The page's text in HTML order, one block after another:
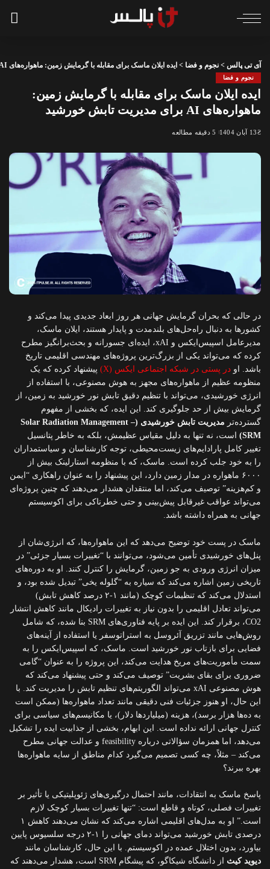
آی تی پالس > نجوم و فضا > ایده ایلان ماسک برای مقابله با گرمایش زمین: ماهواره‌های AI برای مدیریت تابش خورشید
نجوم و فضا
ایده ایلان ماسک برای مقابله با گرمایش زمین:
ماهواره‌های AI برای مدیریت تابش خورشید
13 آبان 1404 5 دقیقه مطالعه
در حالی که بحران گرمایش جهانی هر روز ابعاد جدیدی پیدا می‌کند و
کشورها به دنبال راه‌حل‌های بلندمدت و پایدار هستند، ایلان ماسک،
مدیرعامل اسپیس‌ایکس و xAI، ایده‌ای جسورانه و بحث‌برانگیز مطرح
کرده که می‌تواند یکی از بزرگ‌ترین پروژه‌های مهندسی اقلیمی تاریخ
باشد. او در پستی در شبکه اجتماعی ایکس (X)
پیشنهاد کرده که یک
منظومه عظیم از ماهواره‌های مجهز به هوش مصنوعی، با استفاده از
انرژی خورشیدی، می‌تواند با تنظیم دقیق تابش نور خورشید به زمین، از
گرمایش بیش از حد جلوگیری کند. این ایده، که بخشی از مفهوم
گسترده‌تر
مدیریت تابش خورشیدی (Solar Radiation Management –
SRM)
است، نه تنها به دلیل مقیاس عظیمش، بلکه به خاطر پتانسیل
تغییر کامل پارادایم‌های زیست‌محیطی، توجه کارشناسان و سیاستمداران
را به خود جلب کرده است. ماسک، که با منظومه استارلینک بیش از
۶۰۰۰ ماهواره در مدار زمین دارد، این پیشنهاد را به عنوان راهکاری “ایمن
و کم‌هزینه” توصیف می‌کند، اما منتقدان هشدار می‌دهند که چنین پروژه‌ای
می‌تواند عواقب غیرقابل پیش‌بینی و حتی خطرناکی برای اکوسیستم
جهانی به همراه داشته باشد.
ماسک در پست خود توضیح می‌دهد که این ماهواره‌ها، که انرژی‌شان از
پنل‌های خورشیدی تأمین می‌شود، می‌توانند با “تغییرات بسیار جزئی” در
میزان انرژی ورودی به جو زمین، گرمایش را کنترل کنند. او به دوره‌های
تاریخی زمین اشاره می‌کند که سیاره به “گلوله یخی” تبدیل شده بود، و
استدلال می‌کند که تنظیمات کوچک (مانند ۱-۲ درصد کاهش تابش)
می‌تواند تعادل اقلیمی را بدون نیاز به تغییرات رادیکال مانند کاهش انتشار
CO2، برقرار کند. این ایده بر پایه فناوری‌های SRM بنا شده، که شامل
روش‌هایی مانند تزریق آئروسل به استراتوسفر یا استفاده از آینه‌های
فضایی برای بازتاب نور خورشید است. ماسک، که اسپیس‌ایکس را به
سمت مأموریت‌های مریخ هدایت می‌کند، این پروژه را به عنوان “گامی
ضروری برای بقای بشریت” توصیف می‌کند و حتی پیشنهاد می‌کند که
هوش مصنوعی xAI می‌تواند الگوریتم‌های تنظیم تابش را مدیریت کند. با
این حال، او هنوز جزئیات فنی دقیقی مانند تعداد ماهواره‌ها (ممکن است
به ده‌ها هزار برسد)، هزینه (میلیاردها دلار)، یا مکانیسم‌های سیاسی برای
کنترل جهانی ارائه نداده است. این ابهام، بخشی از جذابیت ایده را تشکیل
می‌دهد، اما همزمان سؤالاتی درباره feasibility و عدالت جهانی مطرح
می‌کند – مثلاً، چه کسی تصمیم می‌گیرد کدام مناطق از سایه ماهواره‌ها
بهره ببرند؟
پاسخ ماسک به انتقادات، مانند احتمال درگیری‌های ژئوپلیتیکی یا تأثیر بر
تغییرات فصلی، کوتاه و قاطع است: “تنها تغییرات بسیار کوچک لازم
است.” او به مدل‌های اقلیمی اشاره می‌کند که نشان می‌دهند کاهش ۱
درصدی تابش خورشید می‌تواند دمای جهانی را ۱-۲ درجه سلسیوس پایین
بیاورد، بدون اختلال عمده در اکوسیستم. با این حال، کارشناسان مانند
دیوید کیث
از دانشگاه شیکاگو، که پیشگام SRM است، هشدار می‌دهند که